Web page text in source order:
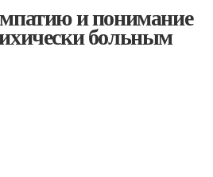
и понимание
больным